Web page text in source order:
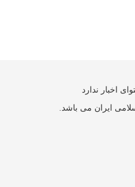
اخبار ندارد
ایران می باشد.